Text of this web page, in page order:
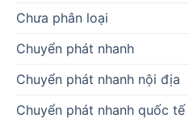
Chưa phân loại
Chuyển phát nhanh
Chuyển phát nhanh nội địa
Chuyển phát nhanh quốc tế